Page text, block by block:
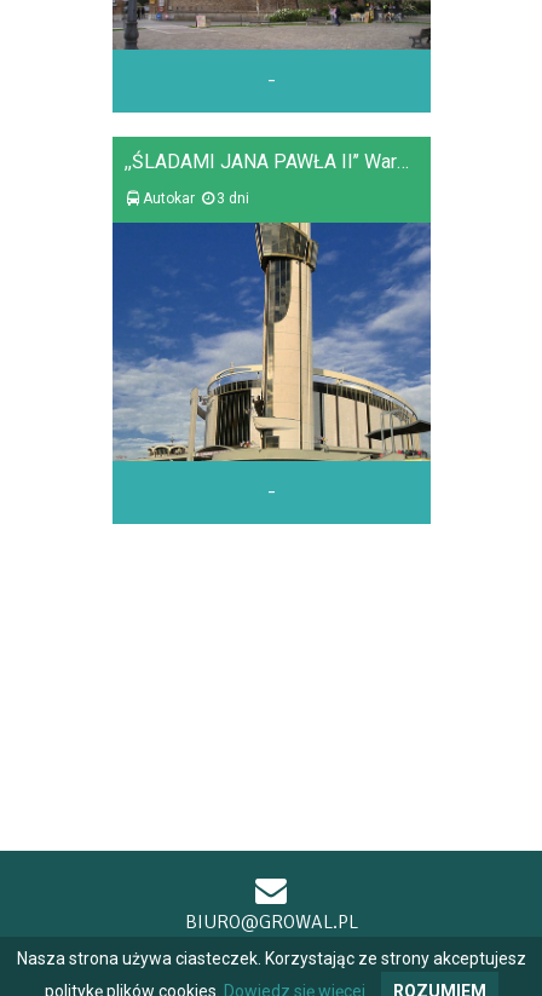
-
,,ŚLADAMI JANA PAWŁA II’’ Warszawa - Kraków - Łagiewniki - Zakopane
Autokar 3 dni
-
BIURO@GROWAL.PL
Nasza strona używa ciasteczek. Korzystając ze strony akceptujesz
politykę plików cookies. Dowiedz się więcej ROZUMIEM